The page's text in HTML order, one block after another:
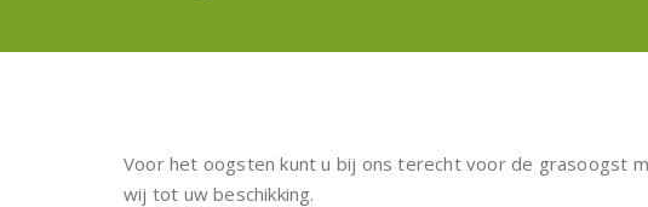
Voor het oogsten kunt u bij ons terecht voor de grasoogst
wij tot uw beschikking.